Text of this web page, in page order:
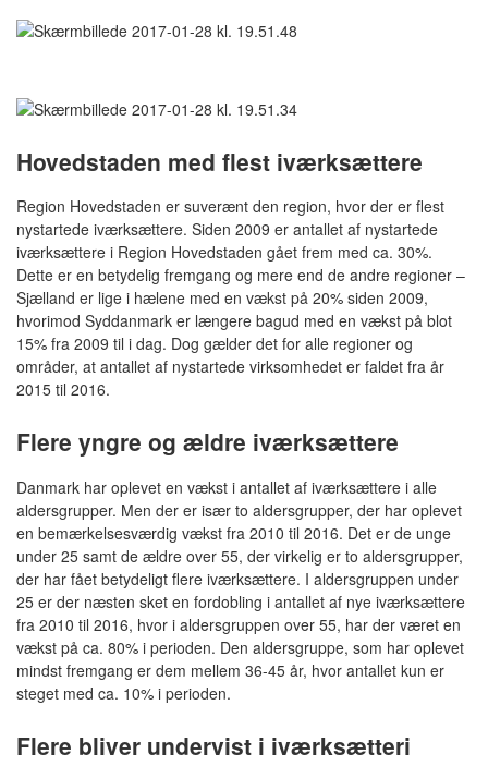
Hovedstaden med flest iværksættere
Region Hovedstaden er suverænt den region, hvor der er flest
nystartede iværksættere. Siden 2009 er antallet af nystartede
iværksættere i Region Hovedstaden gået frem med ca. 30%.
Dette er en betydelig fremgang og mere end de andre regioner –
Sjælland er lige i hælene med en vækst på 20% siden 2009,
hvorimod Syddanmark er længere bagud med en vækst på blot
15% fra 2009 til i dag. Dog gælder det for alle regioner og
områder, at antallet af nystartede virksomhedet er faldet fra år
2015 til 2016.
Flere yngre og ældre iværksættere
Danmark har oplevet en vækst i antallet af iværksættere i alle
aldersgrupper. Men der er især to aldersgrupper, der har oplevet
en bemærkelsesværdig vækst fra 2010 til 2016. Det er de unge
under 25 samt de ældre over 55, der virkelig er to aldersgrupper,
der har fået betydeligt flere iværksættere. I aldersgruppen under
25 er der næsten sket en fordobling i antallet af nye iværksættere
fra 2010 til 2016, hvor i aldersgruppen over 55, har der været en
vækst på ca. 80% i perioden. Den aldersgruppe, som har oplevet
mindst fremgang er dem mellem 36-45 år, hvor antallet kun er
steget med ca. 10% i perioden.
Flere bliver undervist i iværksætteri